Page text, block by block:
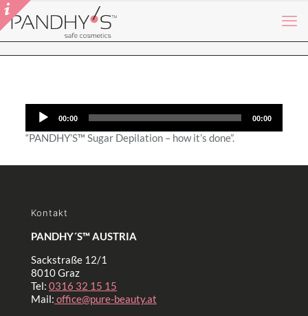
Audio-
Player
00:00 00:00
“PANDHY’S™ Sugar Depilation – how it’s done”.
Kontakt
PANDHY´S™ AUSTRIA
Sackstraße 12/1
8010 Graz
Tel: 0316 32 15 15
Mail: office@pure-beauty.at